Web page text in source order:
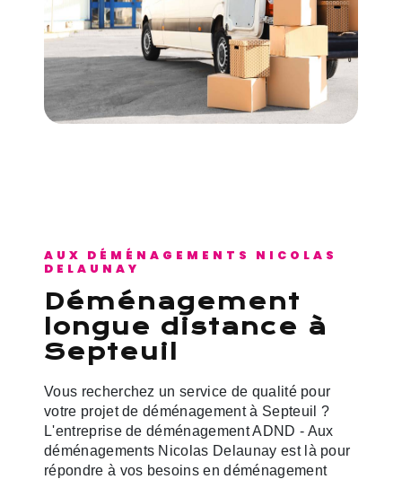
AUX DÉMÉNAGEMENTS NICOLAS
DELAUNAY
déménagement
longue distance à
Septeuil
Vous recherchez un service de qualité pour
votre projet de déménagement à Septeuil ?
L'entreprise de déménagement ADND - Aux
déménagements Nicolas Delaunay est là pour
répondre à vos besoins en déménagement